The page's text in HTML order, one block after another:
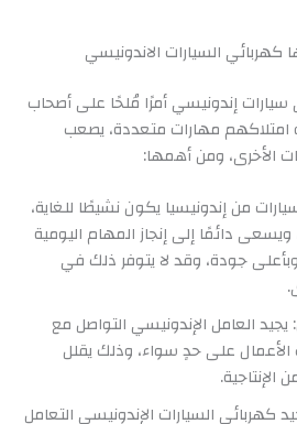
كهربائي السيارات الاندونيسي
إندونيسي أمرًا مُلحًا على أصحاب
مهارات متعددة، يصعب
الأخرى، ومن أهمها:
من إندونيسيا يكون نشيطًا للغاية،
دائمًا إلى إنجاز المهام اليومية
جودة، وقد لا يتوفر ذلك في
: يجيد العامل الإندونيسي التواصل مع
الأعمال على حدٍ سواء، وذلك يقلل
الإنتاجية.
كهربائي السيارات الإندونيسي التعامل